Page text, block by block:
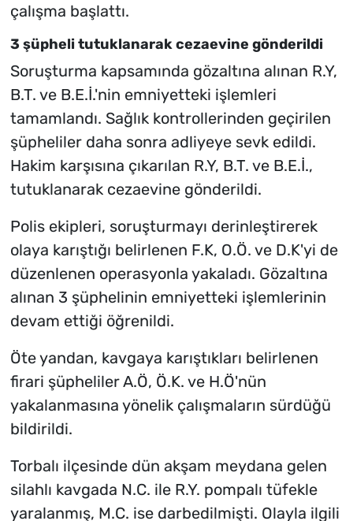
çalışma başlattı.
3 şüpheli tutuklanarak cezaevine gönderildi
Soruşturma kapsamında gözaltına alınan R.Y,
B.T. ve B.E.İ.'nin emniyetteki işlemleri
tamamlandı. Sağlık kontrollerinden geçirilen
şüpheliler daha sonra adliyeye sevk edildi.
Hakim karşısına çıkarılan R.Y, B.T. ve B.E.İ.,
tutuklanarak cezaevine gönderildi.
Polis ekipleri, soruşturmayı derinleştirerek
olaya karıştığı belirlenen F.K, O.Ö. ve D.K'yi de
düzenlenen operasyonla yakaladı. Gözaltına
alınan 3 şüphelinin emniyetteki işlemlerinin
devam ettiği öğrenildi.
Öte yandan, kavgaya karıştıkları belirlenen
firari şüpheliler A.Ö, Ö.K. ve H.Ö'nün
yakalanmasına yönelik çalışmaların sürdüğü
bildirildi.
Torbalı ilçesinde dün akşam meydana gelen
silahlı kavgada N.C. ile R.Y. pompalı tüfekle
yaralanmış, M.C. ise darbedilmişti. Olayla ilgili